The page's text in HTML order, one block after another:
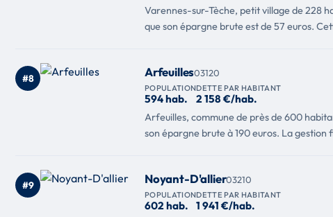
Varennes-sur-Tèche, petit village de 228
que son épargne brute est de 57 euros.
#8 Arfeuilles03120
POPULATION
594 hab.
DETTE PAR HABITANT
2 158 €/hab.
Arfeuilles, commune de près de 600
son épargne brute à 190 euros. La
#9 Noyant-D'allier03210
POPULATION
602 hab.
DETTE PAR HABITANT
1 941 €/hab.